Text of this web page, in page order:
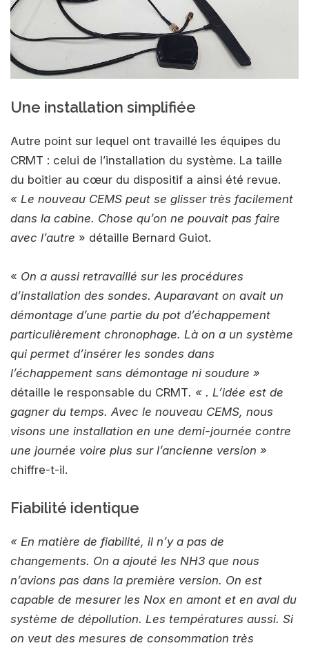
Une installation simplifiée
Autre point sur lequel ont travaillé les équipes du
CRMT : celui de l’installation du système. La taille
du boitier au cœur du dispositif a ainsi été revue.
« Le nouveau CEMS peut se glisser très facilement
dans la cabine. Chose qu’on ne pouvait pas faire
avec l’autre » détaille Bernard Guiot.
« On a aussi retravaillé sur les procédures
d’installation des sondes. Auparavant on avait un
démontage d’une partie du pot d’échappement
particulièrement chronophage. Là on a un système
qui permet d’insérer les sondes dans
l’échappement sans démontage ni soudure »
détaille le responsable du CRMT. « . L’idée est de
gagner du temps. Avec le nouveau CEMS, nous
visons une installation en une demi-journée contre
une journée voire plus sur l’ancienne version »
chiffre-t-il.
Fiabilité identique
« En matière de fiabilité, il n’y a pas de
changements. On a ajouté les NH3 que nous
n’avions pas dans la première version. On est
capable de mesurer les Nox en amont et en aval du
système de dépollution. Les températures aussi. Si
on veut des mesures de consommation très